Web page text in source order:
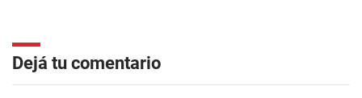
Dejá tu comentario